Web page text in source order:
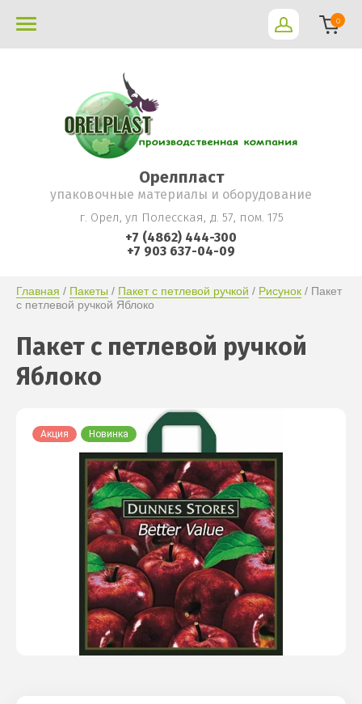
0
Орелпласт
упаковочные материалы и оборудование
г. Орел, ул Полесская, д. 57, пом. 175
+7 (4862) 444-300
+7 903 637-04-09
Главная / Пакеты / Пакет с петлевой ручкой / Рисунок / Пакет
с петлевой ручкой Яблоко
Пакет с петлевой ручкой
Яблоко
Акция Новинка